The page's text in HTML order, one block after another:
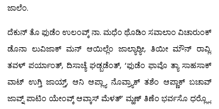
ಜಾಲೆಂ.
ದೆಕುನ್ ತೊ ಫುಡೆಂ ಉಲಂವ್ಕ್ ನಾ. ಮಧೆಂ ಥೊಡಿಂ ಸವಾಲಾಂ ವಿಚಾರುಂಕ್
ಡೊನಾ ಲುವಿಜಾಕ್ ಮನ್ ಆಯಿಲ್ಲೆಂ ಜಾಲ್ಯಾರ್‍ಯೀ, ತಿಯೀ ಮೌನ್ ರಾವ್ಲಿ.
ತವಳ್ ಪರ್ಯಾಂತ್, ದಿಸಾಚ್ಯೆ ಘಡ್ಬಡೆಂತ್, ‘ಫುಡೆಂ ಫಾವೊ ತ್ಯಾ ಸಾಹಸಾಕ್
ವಾಟ್ ಉಗ್ತಿ ಜಾಯ್ತ್, ಆನಿ ಆಪ್ಲ್ಯಾ ನೊವ್ರ್ಯಾಕ್ ತಶೆಂ ಆಪ್ಣಾಕ್ ಬಚಾವ್
ಜಾವ್ನ್ ಪಾಟಿಂ ಯೇಂವ್ಕ್ ಆವ್ಕಾಸ್ ಮೆಳತ್’ ಮ್ಹಣ್ ತಿಣೆಂ ಭರ್ವಸೊ ಧರ್‍ಲ್ಲೊ.